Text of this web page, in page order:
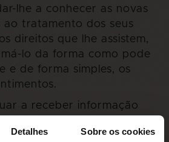
Detalhes Sobre os cookies
lhe a conhecer as novas
ao tratamento dos seus
direitos que lhe assistem,
lo da forma como pode
e de forma simples, os
a receber informação
Caso não confirme a sua